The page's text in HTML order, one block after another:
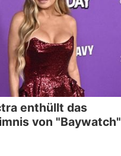
enthüllt das
von "Baywatch"